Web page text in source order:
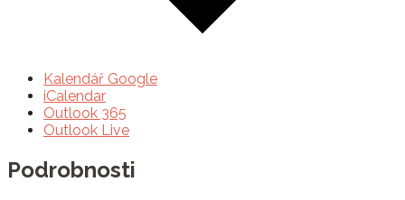
Kalendář Google
iCalendar
Outlook 365
Outlook Live
Podrobnosti